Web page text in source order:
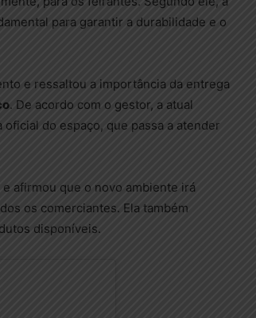
para garantir a durabilidade e o
e ressaltou a importância da entrega
. De acordo com o gestor, a atual
do espaço, que passa a atender
afirmou que o novo ambiente irá
os comerciantes. Ela também
disponíveis.